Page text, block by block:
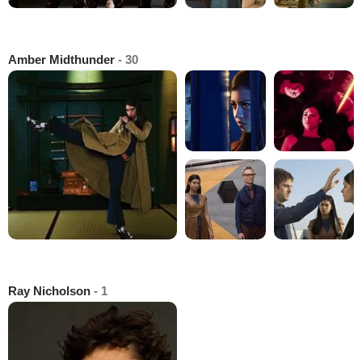
Amber Midthunder - 30
Ray Nicholson - 1